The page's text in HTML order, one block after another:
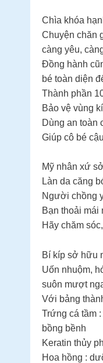
Chìa khóa
Chuyện chăn
càng yêu,
Đồng hành
bé toàn diện
Thành phần
Bảo vệ vùng
Dùng an toàn
Giúp cô bé
Mỹ nhân xứ
Làn da căng
Người chồng
Bạn thoải mái
Hãy chăm
Bí kíp sở hữu
Uốn nhuộm,
suôn mượt
Với bảng
Trứng cá tầm
bồng bềnh
Keratin thủy
Hoa hồng :